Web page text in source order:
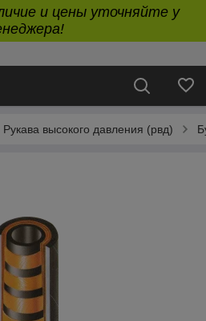
и цены уточняйте у
Рукава высокого давления (рвд)